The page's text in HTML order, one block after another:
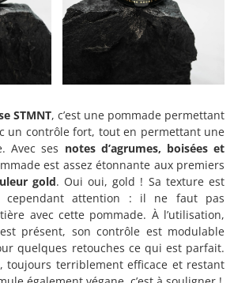
STMNT, c’est une pommade permettant
un contrôle fort, tout en permettant une
Avec ses notes d’agrumes, boisées et
est assez étonnante aux premiers
gold. Oui oui, gold ! Sa texture est
cependant attention : il ne faut pas
avec cette pommade. À l’utilisation,
présent, son contrôle est modulable
quelques retouches ce qui est parfait.
toujours terriblement efficace et restant